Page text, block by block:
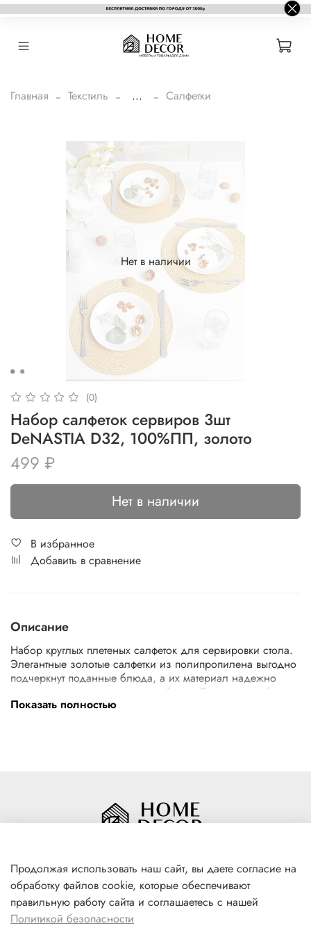
Главная Текстиль ... Салфетки
Нет в наличии
(0)
Набор салфеток сервиров 3шт
DeNASTIA D32, 100%ПП, золото
499 ₽
Нет в наличии
В избранное
Добавить в сравнение
Описание
Набор круглых плетеных салфеток для сервировки стола.
Элегантные золотые салфетки из полипропилена выгодно
подчеркнут поданные блюда, а их материал надежно
защитит столешницу от пятен и брызг. Большого набора
хватит на всю семью или небольшую компанию. Салфетки
Показать полностью
+7(996) 316 00 81
г. Якутск, ул. Лермонтова 102
Продолжая использовать наш сайт, вы даете согласие на
обработку файлов cookie, которые обеспечивают
правильную работу сайта и соглашаетесь с нашей
Политикой безопасности